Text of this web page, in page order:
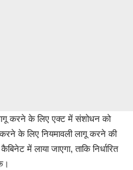
करने के लिए एक्ट में संशोधन को
के लिए नियमावली लागू करने की
में लाया जाएगा, ताकि निर्धारित